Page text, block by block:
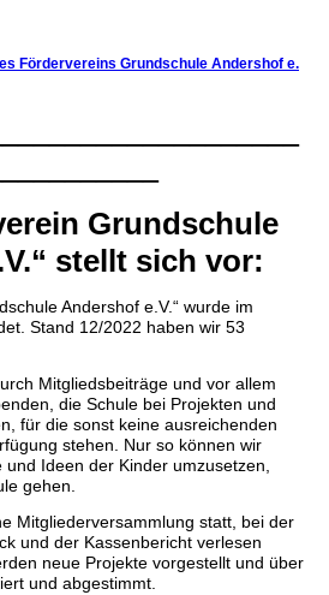
Fördervereins Grundschule Andershof e.
Grundschule
stellt sich vor:
Andershof e.V.“ wurde im
Stand 12/2022 haben wir 53
Mitgliedsbeiträge und vor allem
die Schule bei Projekten und
für die sonst keine ausreichenden
stehen. Nur so können wir
Ideen der Kinder umzusetzen,
gehen.
Mitgliederversammlung statt, bei der
und der Kassenbericht verlesen
neue Projekte vorgestellt und über
und abgestimmt.